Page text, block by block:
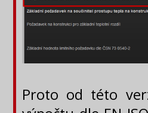
Proto od této